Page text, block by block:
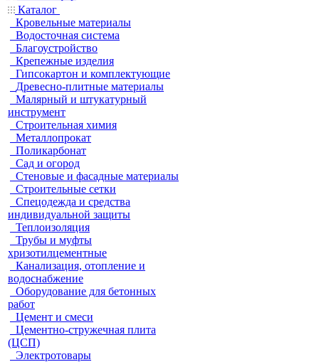
Каталог
Кровельные материалы
Водосточная система
Благоустройство
Крепежные изделия
Гипсокартон и комплектующие
Древесно-плитные материалы
Малярный и штукатурный
инструмент
Строительная химия
Металлопрокат
Поликарбонат
Сад и огород
Стеновые и фасадные материалы
Строительные сетки
Спецодежда и средства
индивидуальной защиты
Теплоизоляция
Трубы и муфты
хризотилцементные
Канализация, отопление и
водоснабжение
Оборудование для бетонных
работ
Цемент и смеси
Цементно-стружечная плита
(ЦСП)
Электротовары